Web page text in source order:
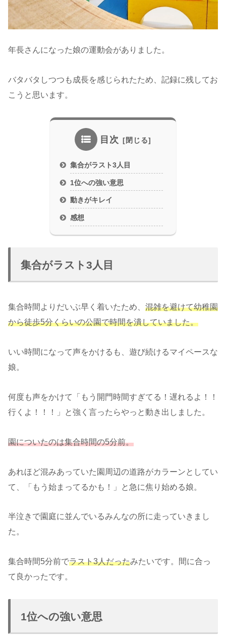
年長さんになった娘の運動会がありました。
バタバタしつつも成長を感じられたため、記録に残してお
こうと思います。
目次
集合がラスト3人目
1位への強い意思
動きがキレイ
感想
集合がラスト3人目
集合時間よりだいぶ早く着いたため、 混雑を避けて幼稚園
から徒歩5分くらいの公園で時間を潰していました。
いい時間になって声をかけるも、遊び続けるマイペースな
娘。
何度も声をかけて「もう開門時間すぎてる！遅れるよ！！
行くよ！！！」と強く言ったらやっと動き出しました。
園についたのは集合時間の5分前。
あれほど混みあっていた園周辺の道路がカラーンとしてい
て、「もう始まってるかも！」と急に焦り始める娘。
半泣きで園庭に並んでいるみんなの所に走っていきまし
た。
集合時間5分前でラスト3人だったみたいです。間に合っ
て良かったです。
1位への強い意思